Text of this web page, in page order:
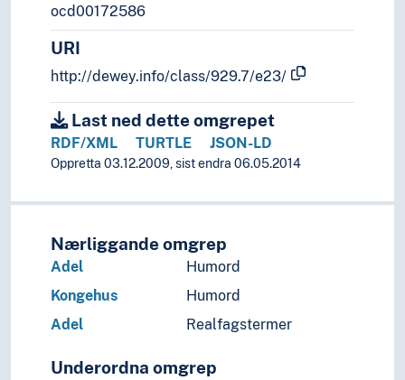
ocd00172586
URI
http://dewey.info/class/929.7/e23/
Last ned dette omgrepet
RDF/XML TURTLE JSON-LD
Oppretta 03.12.2009, sist endra 06.05.2014
Nærliggande omgrep
Adel
Humord
Kongehus
Humord
Adel
Realfagstermer
Underordna omgrep